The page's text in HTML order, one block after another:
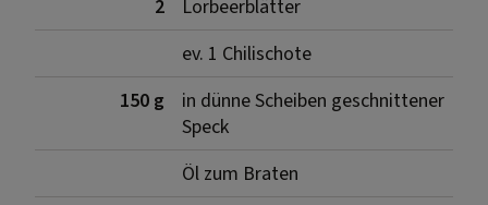
2
Lorbeerblätter
ev. 1 Chilischote
150 g
in dünne Scheiben geschnittener
Speck
Öl zum Braten